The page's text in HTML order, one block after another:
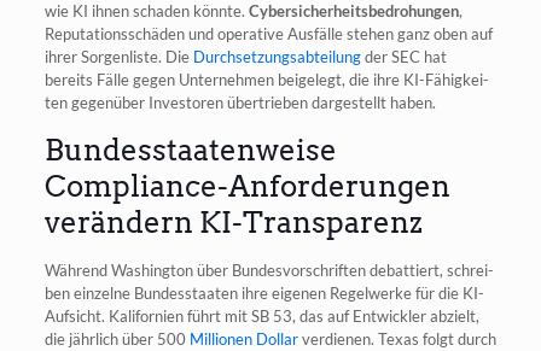
wie KI ihnen scha­den könn­te. Cyber­si­cher­heits­be­dro­hun­gen,
Repu­ta­ti­ons­schä­den und ope­ra­ti­ve Aus­fäl­le ste­hen ganz oben auf
ihrer Sor­gen­lis­te. Die Durch­set­zungs­ab­tei­lungder SEC hat
bereits Fäl­le gegen Unter­neh­men bei­gelegt, die ihre KI-Fähig­kei­
ten gegen­über Inves­to­ren über­trie­ben dar­ge­stellt haben.
Bundesstaatenweise
Compliance-Anforderungen
verändern KI-Transparenz
Wäh­rend Washing­ton über Bun­des­vor­schrif­ten debat­tiert, schrei­
ben ein­zel­ne Bun­des­staa­ten ihre eige­nen Regel­wer­ke für die KI-
Auf­sicht. Kali­for­ni­en führt mit SB 53, das auf Ent­wick­ler abzielt,
die jähr­lich über 500 Mil­lio­nen Dol­larver­die­nen. Texas folgt durch